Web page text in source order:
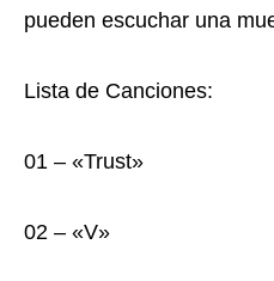
pueden escuchar una
Lista de Canciones:
01 – «Trust»
02 – «V»